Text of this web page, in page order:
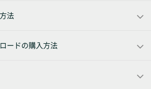
法
ードの購入方法